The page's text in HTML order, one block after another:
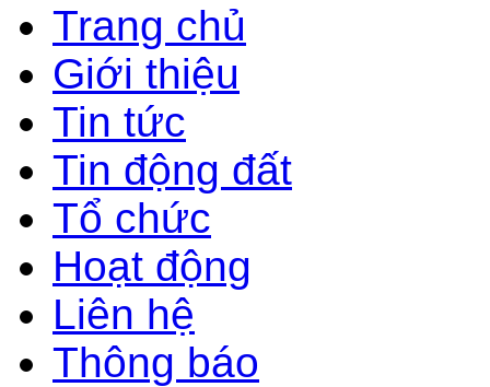
Trang chủ
Giới thiệu
Tin tức
Tin động đất
Tổ chức
Hoạt động
Liên hệ
Thông báo